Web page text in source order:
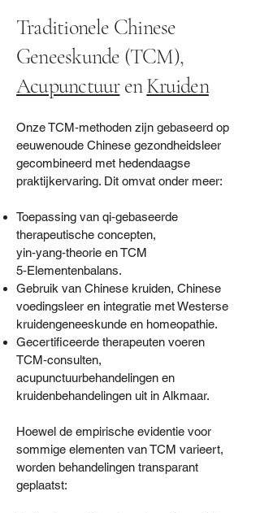
Traditionele Chinese
Geneeskunde (TCM),
AcupunctuurenKruiden
Onze TCM‑methoden zijn gebaseerd op
eeuwenoude Chinese gezondheidsleer
gecombineerd met hedendaagse
praktijkervaring. Dit omvat onder meer:
Toepassing van qi‑gebaseerde
therapeutische concepten,
yin‑yang‑theorie en TCM
5‑Elementenbalans.
Gebruik van Chinese kruiden, Chinese
voedingsleer en integratie met Westerse
kruidengeneeskunde en homeopathie.
Gecertificeerde therapeuten voeren
TCM‑consulten,
acupunctuurbehandelingen en
kruidenbehandelingen uit in Alkmaar.
Hoewel de empirische evidentie voor
sommige elementen van TCM varieert,
worden behandelingen transparant
geplaatst: